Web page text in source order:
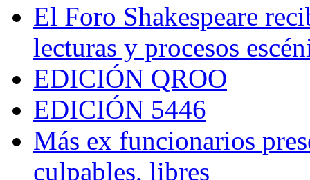
El Foro Shakespeare
lecturas y procesos
EDICIÓN QROO
EDICIÓN 5446
Más ex funcionarios
culpables, libres